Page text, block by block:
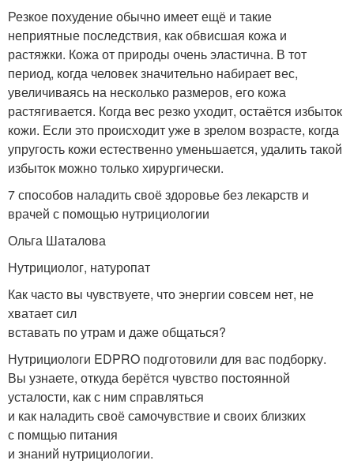
Резкое похудение обычно имеет ещё и такие
неприятные последствия, как обвисшая кожа и
растяжки. Кожа от природы очень эластична. В тот
период, когда человек значительно набирает вес,
увеличиваясь на несколько размеров, его кожа
растягивается. Когда вес резко уходит, остаётся избыток
кожи. Если это происходит уже в зрелом возрасте, когда
упругость кожи естественно уменьшается, удалить такой
избыток можно только хирургически.
7 способов наладить своё здоровье без лекарств и
врачей с помощью нутрициологии
Ольга Шаталова
Нутрициолог, натуропат
Как часто вы чувствуете, что энергии совсем нет, не
хватает сил
вставать по утрам и даже общаться?
Нутрициологи EDPRO подготовили для вас подборку.
Вы узнаете, откуда берётся чувство постоянной
усталости, как с ним справляться
и как наладить своё самочувствие и своих близких
с помщью питания
и знаний нутрициологии.